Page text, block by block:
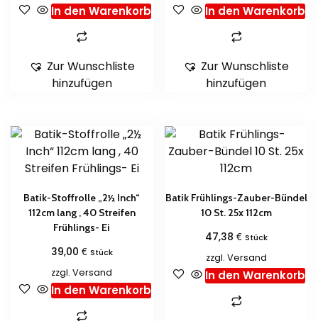
In den Warenkorb
Zur Wunschliste
hinzufügen
In den Warenkorb
Zur Wunschliste
hinzufügen
Batik-Stoffrolle „2½ Inch“
112cm lang , 40 Streifen
Frühlings- Ei
39,00 € Stück
zzgl.Versand
In den Warenkorb
Batik Frühlings-Zauber-Bündel
10 St. 25x 112cm
47,38 € Stück
zzgl. Versand
In den Warenkorb